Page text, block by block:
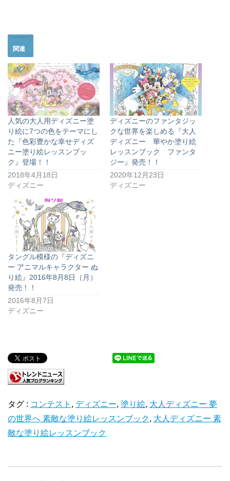
関連
人気の大人用ディズニー塗
り絵に7つの色をテーマにし
た『色彩豊かな幸せディズ
ニー塗り絵レッスンブッ
ク』登場！！
2018年4月18日
ディズニー
ディズニーのファンタジッ
クな世界を楽しめる『大人
ディズニー 華やか塗り絵
レッスンブック ファンタ
ジー』発売！！
2020年12月23日
ディズニー
タングル模様の『ディズニ
ー アニマルキャラクター ぬ
り絵』2016年8月8日（月）
発売！！
2016年8月7日
ディズニー
タグ : コンテスト , ディズニー, 塗り絵, 大人ディズニー 夢
の世界へ 素敵な塗り絵レッスンブック, 大人ディズニー 素
敵な塗り絵レッスンブック